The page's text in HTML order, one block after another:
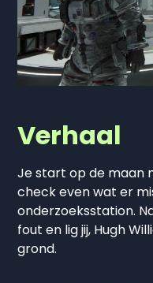
Verhaal
Je start op de maan
check even wat er
onderzoeksstation.
fout en lig jij, Hugh
grond.